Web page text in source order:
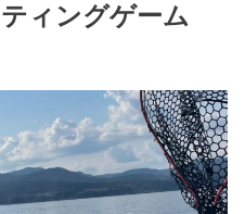
ィングゲーム